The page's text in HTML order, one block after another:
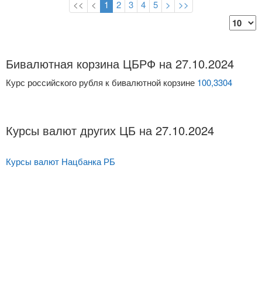
<< < 1 2 3 4 5 > >>
Бивалютная корзина ЦБРФ на 27.10.2024
Курс российского рубля к бивалютной корзине 100,3304
Курсы валют других ЦБ на 27.10.2024
Курсы валют Нацбанка РБ